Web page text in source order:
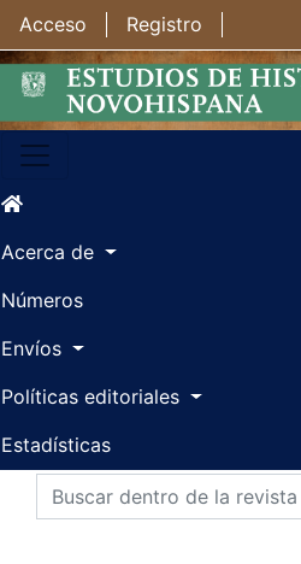
Ir al contenido principal
Ir al menú de navegación principal
Ir al pie de página del sitio
Acceso Registro
Acerca de
Números
Envíos
Políticas editoriales
Estadísticas